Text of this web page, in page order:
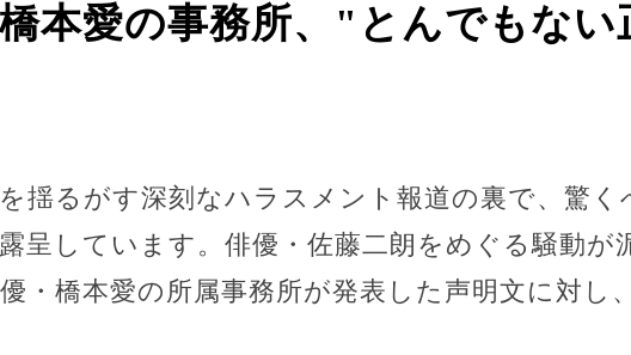
橋本愛の事務所、"とんでもな
揺るがす深刻なハラスメント報道の裏で、驚く
呈しています。俳優・佐藤二朗をめぐる騒動が
・橋本愛の所属事務所が発表した声明文に対し